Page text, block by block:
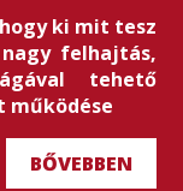
ki mit tesz
felhajtás,
tehető
működése
BŐVEBBEN